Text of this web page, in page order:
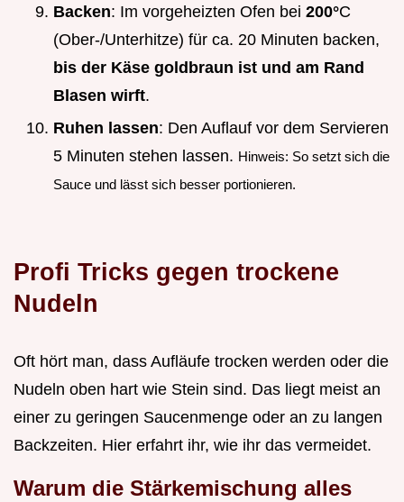
Backen: Im vorgeheizten Ofen bei 200°C
(Ober-/Unterhitze) für ca. 20 Minuten backen,
bis der Käse goldbraun ist und am Rand
Blasen wirft.
Ruhen lassen: Den Auflauf vor dem Servieren
5 Minuten stehen lassen. Hinweis: So setzt sich die
Sauce und lässt sich besser portionieren.
Profi Tricks gegen trockene
Nudeln
Oft hört man, dass Aufläufe trocken werden oder die
Nudeln oben hart wie Stein sind. Das liegt meist an
einer zu geringen Saucenmenge oder an zu langen
Backzeiten. Hier erfahrt ihr, wie ihr das vermeidet.
Warum die Stärkemischung alles